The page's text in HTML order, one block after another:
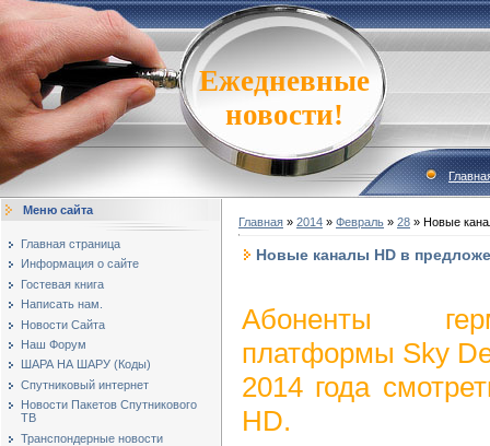
Ежедневные
новости!
Меню сайта
Главная страница
Информация о сайте
Гостевая книга
Написать нам.
Новости Сайта
Наш Форум
ШАРА НА ШАРУ (Коды)
Спутниковый интернет
Новости Пакетов Спутникового
ТВ
Транспондерные новости
Главная » 2014 » Февраль » 28 » Новые
Новые каналы HD в
Абоненты
платформы Sky
2014 года
HD.